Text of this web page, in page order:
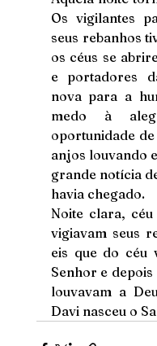
Os vigilantes
seus rebanhos
os céus se
e portadores
nova para a
medo à
oportunidade
anjos louvando
grande notícia
havia chegado.
Noite clara,
vigiavam seus
eis que do céu
Senhor e
louvavam a
Davi nasceu o